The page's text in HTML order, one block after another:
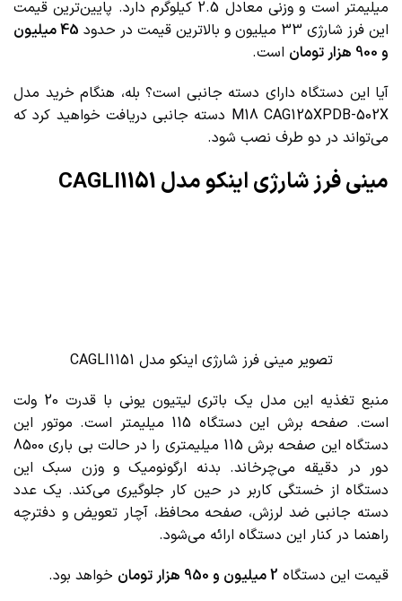
میلیمتر است و وزنی معادل 2.5 کیلوگرم دارد. پایین‌ترین قیمت
این فرز شارژی 33 میلیون و بالاترین قیمت در حدود
45 میلیون
و 900 هزار تومان
است.
آیا این دستگاه دارای دسته جانبی است؟ بله، هنگام خرید مدل
M18 CAG125XPDB-502X دسته جانبی دریافت خواهید کرد که
می‌تواند در دو طرف نصب شود.
مینی فرز شارژی اینکو مدل CAGLI1151
تصویر مینی فرز شارژی اینکو مدل CAGLI1151
منبع تغذیه این مدل یک باتری لیتیون یونی با قدرت 20 ولت
است. صفحه برش این دستگاه 115 میلیمتر است. موتور این
دستگاه این صفحه برش 115 میلیمتری را در حالت بی باری 8500
دور در دقیقه می‌چرخاند. بدنه ارگونومیک و وزن سبک این
دستگاه از خستگی کاربر در حین کار جلوگیری می‌کند. یک عدد
دسته جانبی ضد لرزش، صفحه محافظ، آچار تعویض و دفترچه
راهنما در کنار این دستگاه ارائه می‌شود.
قیمت این دستگاه 2 میلیون و 950 هزار تومان
خواهد بود.